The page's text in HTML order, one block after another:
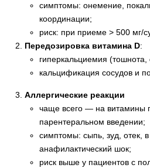
симптомы: онемение,
координации;
риск: при приеме > 500 мг/
Передозировка витамина D:
гиперкальциемия (тошнота,
кальцификация сосудов и
Аллергические реакции
чаще всего — на витамины
парентеральном введении;
симптомы: сыпь, зуд, отек,
анафилактический шок;
риск выше у пациентов с